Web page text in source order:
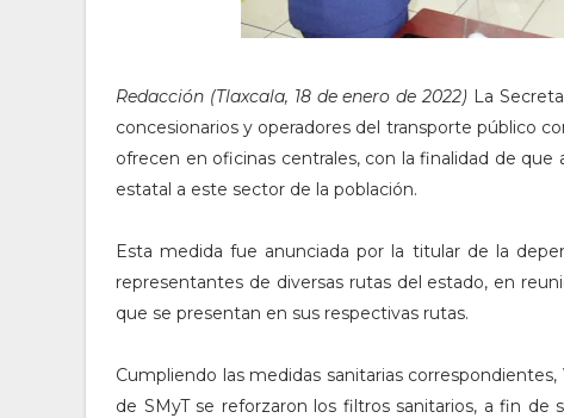
Redacción (Tlaxcala, 18 de enero de 2022) La
concesionarios y operadores del transporte público
ofrecen en oficinas centrales, con la finalidad de
estatal a este sector de la población.
Esta medida fue anunciada por la titular de la
representantes de diversas rutas del estado, en
que se presentan en sus respectivas rutas.
Cumpliendo las medidas sanitarias
de SMyT se reforzaron los filtros sanitarios, a fin de